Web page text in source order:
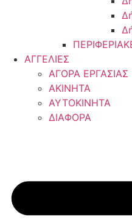
ΑΓΓΕΛΙΕΣ
ΑΓΟΡΑ ΕΡΓΑΣΙΑΣ
ΑΚΙΝΗΤΑ
ΑΥΤΟΚΙΝΗΤΑ
ΔΙΑΦΟΡΑ